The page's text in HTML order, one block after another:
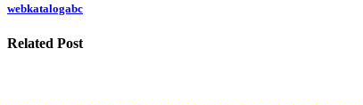
webkatalogabc
Related Post